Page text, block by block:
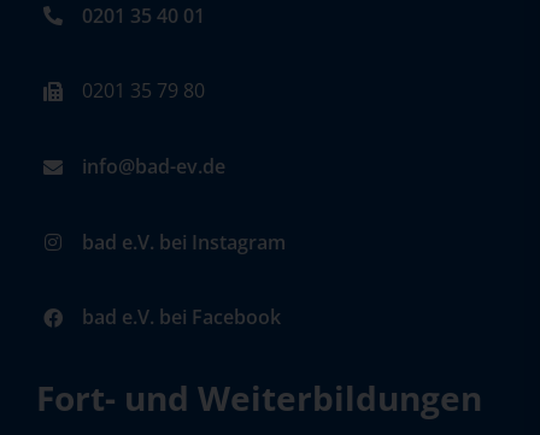
0201 35 40 01
0201 35 79 80
info@bad-ev.de
bad e.V. bei Instagram
bad e.V. bei Facebook
Fort- und Weiterbildungen